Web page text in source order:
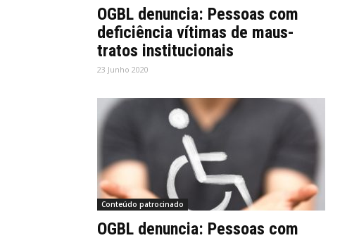
OGBL denuncia: Pessoas com
deficiência vítimas de maus-
tratos institucionais
23 Junho 2020
Conteúdo patrocinado
OGBL denuncia: Pessoas com